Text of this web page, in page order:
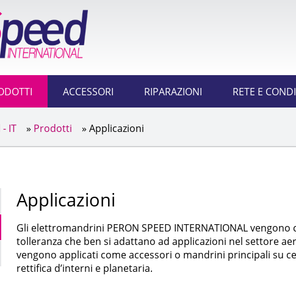
ACCESSORI RIPARAZIONI RETE E
IT » Prodotti » Applicazioni
Applicazioni
Gli elettromandrini PERON SPEED INTERNATIONAL
tolleranza che ben si adattano ad applicazioni nel settore
vengono applicati come accessori o mandrini principali su
rettifica d’interni e planetaria.